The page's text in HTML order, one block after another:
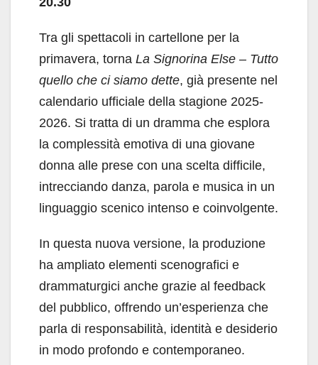
Tra gli spettacoli in cartellone per la
primavera, torna La Signorina Else – Tutto
quello che ci siamo dette, già presente nel
calendario ufficiale della stagione 2025-
2026. Si tratta di un dramma che esplora
la complessità emotiva di una giovane
donna alle prese con una scelta difficile,
intrecciando danza, parola e musica in un
linguaggio scenico intenso e coinvolgente.
In questa nuova versione, la produzione
ha ampliato elementi scenografici e
drammaturgici anche grazie al feedback
del pubblico, offrendo un’esperienza che
parla di responsabilità, identità e desiderio
in modo profondo e contemporaneo.